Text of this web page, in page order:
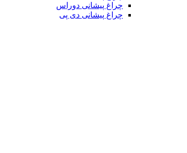
چراغ پیشانی دوراس
چراغ پیشانی دی پی